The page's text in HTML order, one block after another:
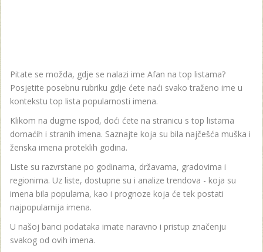
Pitate se možda, gdje se nalazi ime Afan na top listama?
Posjetite posebnu rubriku gdje ćete naći svako traženo ime u
kontekstu top lista popularnosti imena.
Klikom na dugme ispod, doći ćete na stranicu s top listama
domaćih i stranih imena. Saznajte koja su bila najčešća muška i
ženska imena proteklih godina.
Liste su razvrstane po godinama, državama, gradovima i
regionima. Uz liste, dostupne su i analize trendova - koja su
imena bila popularna, kao i prognoze koja će tek postati
najpopularnija imena.
U našoj banci podataka imate naravno i pristup značenju
svakog od ovih imena.